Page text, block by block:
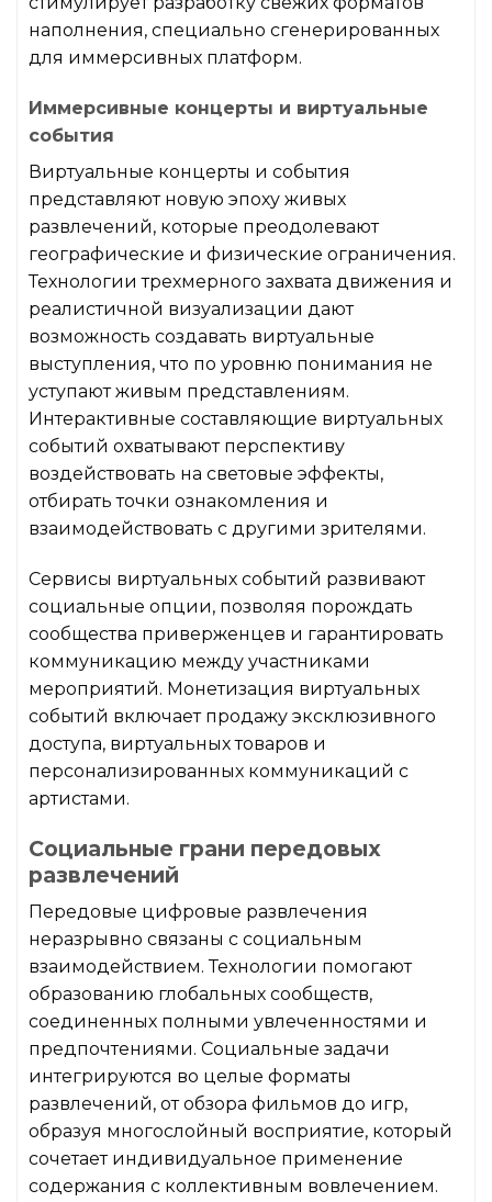
наполнения, специально сгенерированных
для иммерсивных платформ.
Иммерсивные концерты и виртуальные
события
Виртуальные концерты и события
представляют новую эпоху живых
развлечений, которые преодолевают
географические и физические ограничения.
Технологии трехмерного захвата движения и
реалистичной визуализации дают
возможность создавать виртуальные
выступления, что по уровню понимания не
уступают живым представлениям.
Интерактивные составляющие виртуальных
событий охватывают перспективу
воздействовать на световые эффекты,
отбирать точки ознакомления и
взаимодействовать с другими зрителями.
Сервисы виртуальных событий развивают
социальные опции, позволяя порождать
сообщества приверженцев и гарантировать
коммуникацию между участниками
мероприятий. Монетизация виртуальных
событий включает продажу эксклюзивного
доступа, виртуальных товаров и
персонализированных коммуникаций с
артистами.
Социальные грани передовых
развлечений
Передовые цифровые развлечения
неразрывно связаны с социальным
взаимодействием. Технологии помогают
образованию глобальных сообществ,
соединенных полными увлеченностями и
предпочтениями. Социальные задачи
интегрируются во целые форматы
развлечений, от обзора фильмов до игр,
образуя многослойный восприятие, который
сочетает индивидуальное применение
содержания с коллективным вовлечением.